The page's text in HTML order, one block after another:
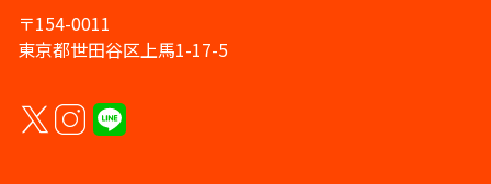
〒154-0011
東京都世田谷区上馬1-17-5